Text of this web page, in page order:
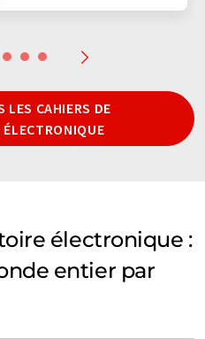
LES CAHIERS DE
électronique :
entier par